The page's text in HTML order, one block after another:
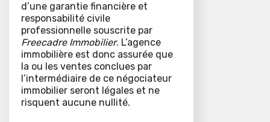
d’une garantie financière et
responsabilité civile
professionnelle souscrite par
Freecadre Immobilier. L’agence
immobilière est donc assurée que
la ou les ventes conclues par
l’intermédiaire de ce négociateur
immobilier seront légales et ne
risquent aucune nullité.